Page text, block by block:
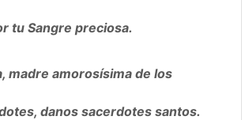
tu Sangre preciosa.
madre amorosísima de los
danos sacerdotes santos.